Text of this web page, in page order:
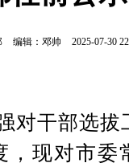
编辑：邓帅 2025-07-30
对干部选
，现对市委